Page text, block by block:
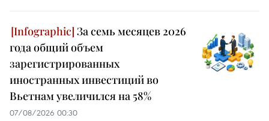
За семь месяцев 2026
года общий объем
зарегистрированных
иностранных инвестиций во
Вьетнам увеличился на 58%
07/08/2026 00:30